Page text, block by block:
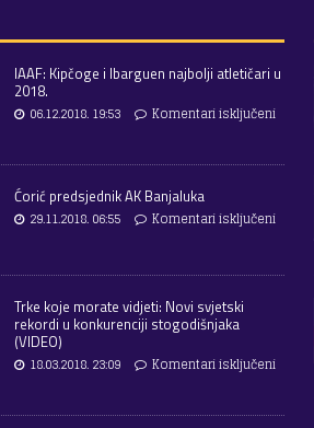
IAAF: Kipčoge i Ibarguen najbolji atletičari u
2018.
06.12.2018. 19:53
Komentari isključeni
Ćorić predsjednik AK Banjaluka
29.11.2018. 06:55
Komentari isključeni
Trke koje morate vidjeti: Novi svjetski
rekordi u konkurenciji stogodišnjaka
(VIDEO)
18.03.2018. 23:09
Komentari isključeni